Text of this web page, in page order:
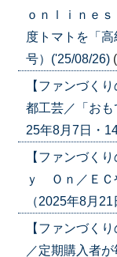
ｏｎｌｉｎｅ
度トマトを「
号）('25/08/26)
【ファンづく
都工芸／「お
25年8月7日・
【ファンづく
ｙ Ｏｎ／ＥＣ
（2025年8月
【ファンづく
／定期購入者